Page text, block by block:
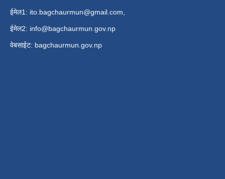
ईमेल1: ito.bagchaurmun@gmail.com
ईमेल2: info@bagchaurmun.gov.np
वे‍बसाईट: bagchaurmun.gov.np